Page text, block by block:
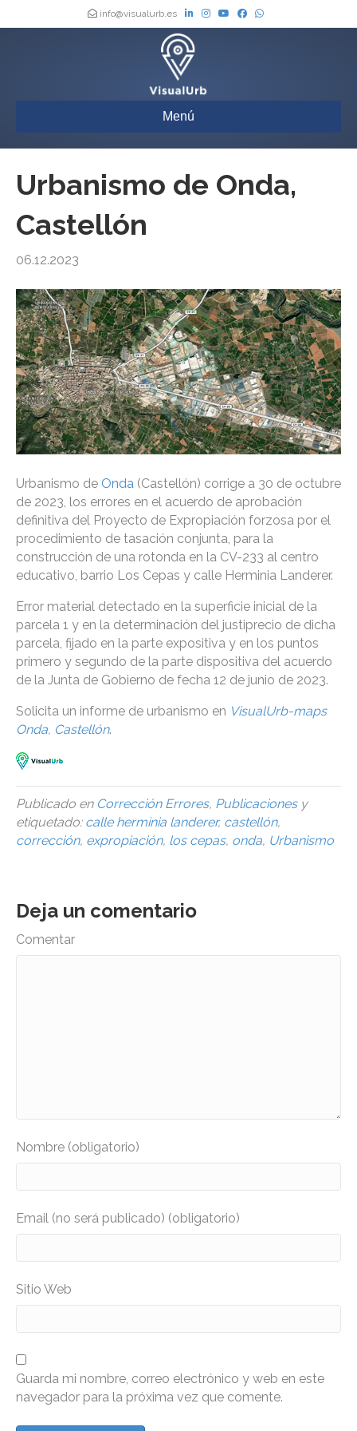
info@visualurb.es
Menú
Urbanismo de Onda,
Castellón
06.12.2023
Urbanismo de Onda (Castellón) corrige a 30 de octubre
de 2023, los errores en el acuerdo de aprobación
definitiva del Proyecto de Expropiación forzosa por el
procedimiento de tasación conjunta, para la
construcción de una rotonda en la CV-233 al centro
educativo, barrio Los Cepas y calle Herminia Landerer.
Error material detectado en la superficie inicial de la
parcela 1 y en la determinación del justiprecio de dicha
parcela, fijado en la parte expositiva y en los puntos
primero y segundo de la parte dispositiva del acuerdo
de la Junta de Gobierno de fecha 12 de junio de 2023.
Solicita un informe de urbanismo en VisualUrb-maps
Onda, Castellón.
Publicado en Corrección Errores, Publicacionesy
etiquetado: calle herminia landerer, castellón,
corrección, expropiación, los cepas, onda, Urbanismo
Deja un comentario
Comentar
Nombre (obligatorio)
Email (no será publicado) (obligatorio)
Sitio Web
Guarda mi nombre, correo electrónico y web en este
navegador para la próxima vez que comente.